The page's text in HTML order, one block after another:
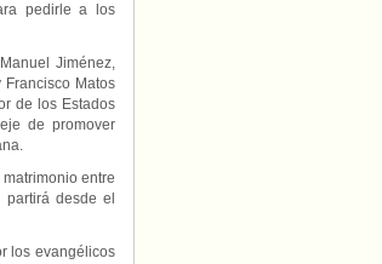
pedirle a los
Jiménez,
Matos
de los Estados
de promover
entre
desde el
los evangélicos